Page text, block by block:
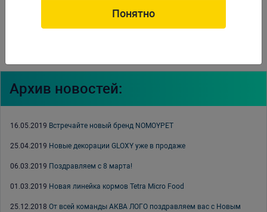
Архив новостей:
16.05.2019 Встречайте новый бренд NOMOYPET
25.04.2019 Новые декорации GLOXY уже в продаже
06.03.2019 Поздравляем с 8 марта!
01.03.2019 Новая линейка кормов Tetra Micro Food
25.12.2018 От всей команды АКВА ЛОГО поздравляем вас с Новым
Понятно